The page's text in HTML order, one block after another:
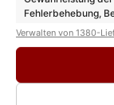
Fehlerbehebung,
Entscheidungen
Verwalten von 1380-